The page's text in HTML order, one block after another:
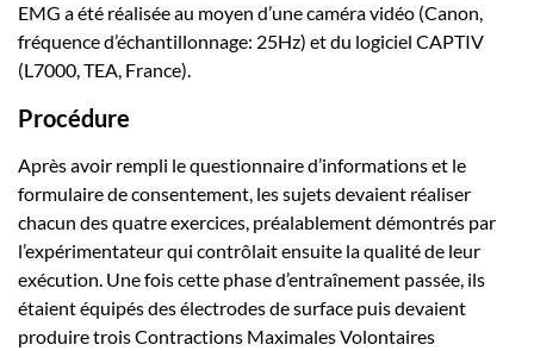
EMG a été réalisée au moyen d’une caméra vidéo (Canon,
fréquence d’échantillonnage: 25Hz) et du logiciel CAPTIV
(L7000, TEA, France).
Procédure
Après avoir rempli le questionnaire d’informations et le
formulaire de consentement, les sujets devaient réaliser
chacun des quatre exercices, préalablement démontrés par
l’expérimentateur qui contrôlait ensuite la qualité de leur
exécution. Une fois cette phase d’entraînement passée, ils
étaient équipés des électrodes de surface puis devaient
produire trois Contractions Maximales Volontaires